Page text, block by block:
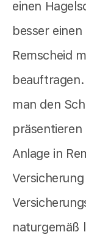
einen
besser
Remscheid
man den
präsentieren
Anlage in
naturgemäß